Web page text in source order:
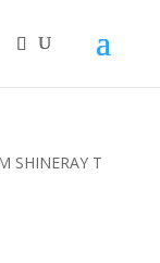
SHINERAY T